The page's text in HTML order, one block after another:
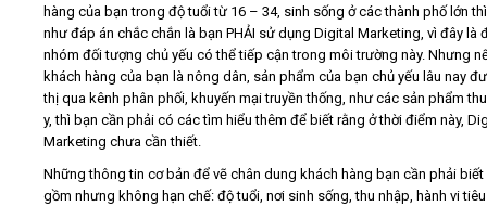
hàng của bạn trong độ tuổi từ 16 – 34, sinh sống ở các thành phố lớn
như đáp án chắc chắn là bạn PHẢI sử dụng Digital Marketing, vì đây là
nhóm đối tượng chủ yếu có thể tiếp cận trong môi trường này. Nhưng
khách hàng của bạn là nông dân, sản phẩm của bạn chủ yếu lâu nay
thị qua kênh phân phối, khuyến mại truyền thống, như các sản phẩm
y, thì bạn cần phải có các tìm hiểu thêm để biết rằng ở thời điểm này,
Marketing chưa cần thiết.
Những thông tin cơ bản để vẽ chân dung khách hàng bạn cần phải
gồm nhưng không hạn chế: độ tuổi, nơi sinh sống, thu nhập, hành vi